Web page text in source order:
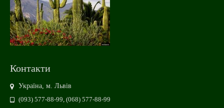
Контакти
Україна, м. Львів
(093) 577-88-99, (068) 577-88-99